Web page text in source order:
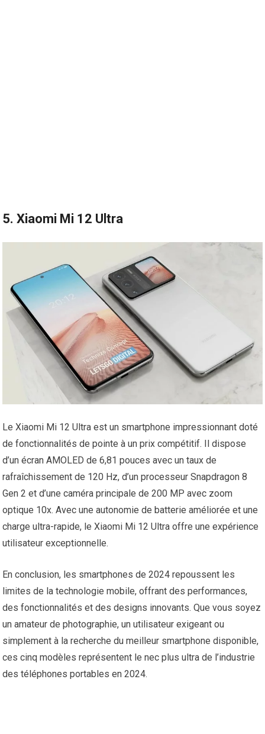
5. Xiaomi Mi 12 Ultra
Le Xiaomi Mi 12 Ultra est un smartphone impressionnant doté
de fonctionnalités de pointe à un prix compétitif. Il dispose
d’un écran AMOLED de 6,81 pouces avec un taux de
rafraîchissement de 120 Hz, d’un processeur Snapdragon 8
Gen 2 et d’une caméra principale de 200 MP avec zoom
optique 10x. Avec une autonomie de batterie améliorée et une
charge ultra-rapide, le Xiaomi Mi 12 Ultra offre une expérience
utilisateur exceptionnelle.
En conclusion, les smartphones de 2024 repoussent les
limites de la technologie mobile, offrant des performances,
des fonctionnalités et des designs innovants. Que vous soyez
un amateur de photographie, un utilisateur exigeant ou
simplement à la recherche du meilleur smartphone disponible,
ces cinq modèles représentent le nec plus ultra de l’industrie
des téléphones portables en 2024.